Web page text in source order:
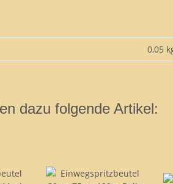
0,05
dazu folgende Artikel: